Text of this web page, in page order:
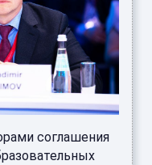
соглашения